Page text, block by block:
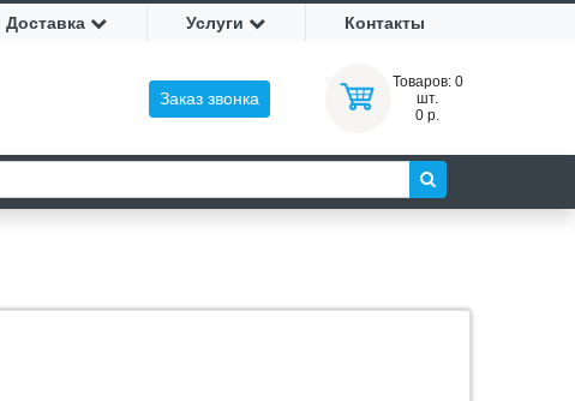
Доставка Услуги Контакты
Заказ звонка
Товаров: 0
шт.
0 р.